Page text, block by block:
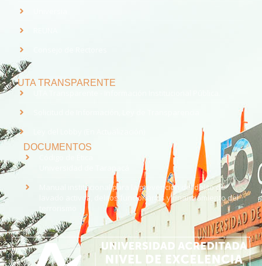
UTA TRANSPARENTE
DOCUMENTOS
Manual institucional para la prevención del delito de
lavado activos, delitos funcionarios y financiamiento del